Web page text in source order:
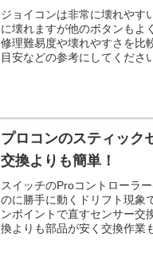
ジョイコンは非常に壊れやす
に壊れますが他のボタンもよ
修理難易度や壊れやすさを比
目安などの参考にしてくださ
プロコンのスティック
交換よりも簡単！
スイッチのProコントローラ
のに勝手に動くドリフト現象
ンポイントで直すセンサー交
換よりも部品が安く交換作業